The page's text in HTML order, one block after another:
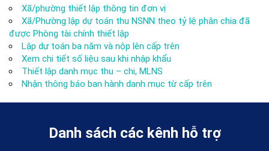
Xã/phường thiết lập thông tin đơn vị
Xã/Phường lập dự toán thu NSNN theo tỷ lệ phân chia đã
được Phòng tài chính thiết lập
Lập dự toán ba năm và nộp lên cấp trên
Xem chi tiết số liệu sau khi nhập khẩu
Thiết lập danh mục thu – chi, MLNS
Nhận thông báo ban hành danh mục từ cấp trên
Danh sách các kênh hỗ trợ